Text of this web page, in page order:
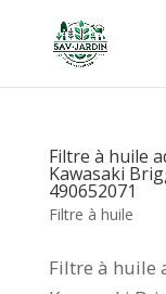
Filtre à huile
Kawasaki
490652071
Filtre à huile
Filtre à huile